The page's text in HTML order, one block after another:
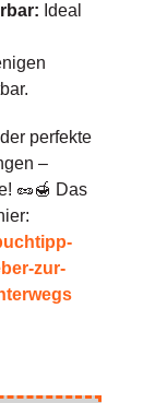
Ideal
perfekte
–
🥜🍯 Das
zur-